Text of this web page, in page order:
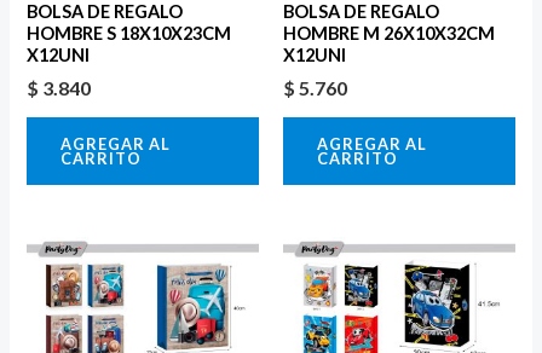
BOLSA DE REGALO
HOMBRE S 18X10X23CM
X12UNI
$ 3.840
AGREGAR AL
CARRITO
BOLSA DE REGALO
HOMBRE M 26X10X32CM
X12UNI
$ 5.760
AGREGAR AL
CARRITO